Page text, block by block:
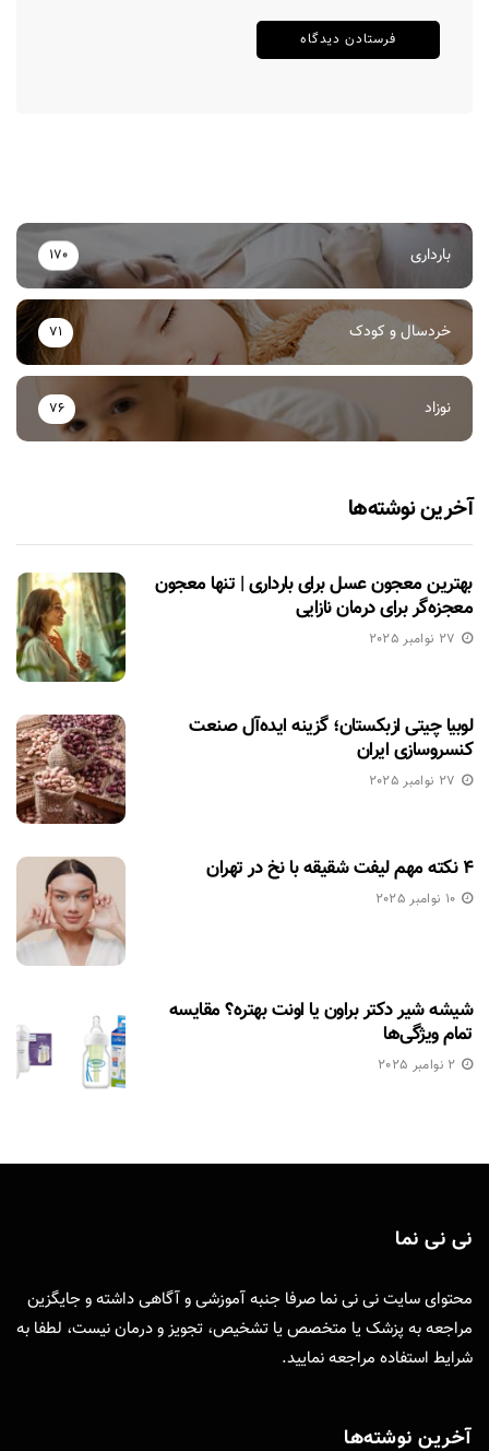
بارداری 170
خردسال و کودک 71
نوزاد 76
آخرین نوشته‌ها
بهترین معجون عسل برای بارداری | تنها معجون
معجزه‌گر برای درمان نازایی
27 نوامبر 2025
لوبیا چیتی ازبکستان؛ گزینه ایده‌آل صنعت
کنسروسازی ایران
27 نوامبر 2025
۴ نکته مهم لیفت شقیقه با نخ در تهران
10 نوامبر 2025
شیشه شیر دکتر براون یا اونت بهتره؟ مقایسه
تمام ویژگی‌ها
2 نوامبر 2025
نی نی نما
محتوای سایت نی نی نما صرفا جنبه آموزشی و آگاهی داشته و جایگزین
مراجعه به پزشک یا متخصص یا تشخیص، تجویز و درمان نیست، لطفا به
شرایط استفاده مراجعه نمایید.
آخرین نوشته‌ها